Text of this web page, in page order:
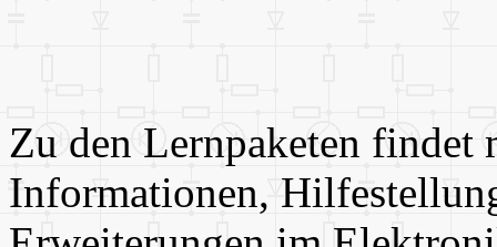
Zu den Lernpaketen findet
Informationen,